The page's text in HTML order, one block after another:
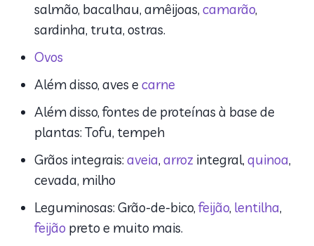
salmão, bacalhau, amêijoas,camarão,
sardinha, truta, ostras.
Ovos
Além disso, aves ecarne
Além disso, fontes de proteínas à base de
plantas: Tofu, tempeh
Grãos integrais:aveia,arroz integral,quinoa,
cevada, milho
Leguminosas: Grão-de-bico,feijão, lentilha,
feijão preto e muito mais.